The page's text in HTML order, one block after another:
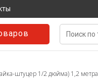
штуцер 1/2 дюйма) 1,2 метра